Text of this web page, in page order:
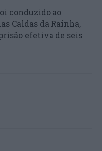
conduzido ao
Caldas da Rainha,
efetiva de seis